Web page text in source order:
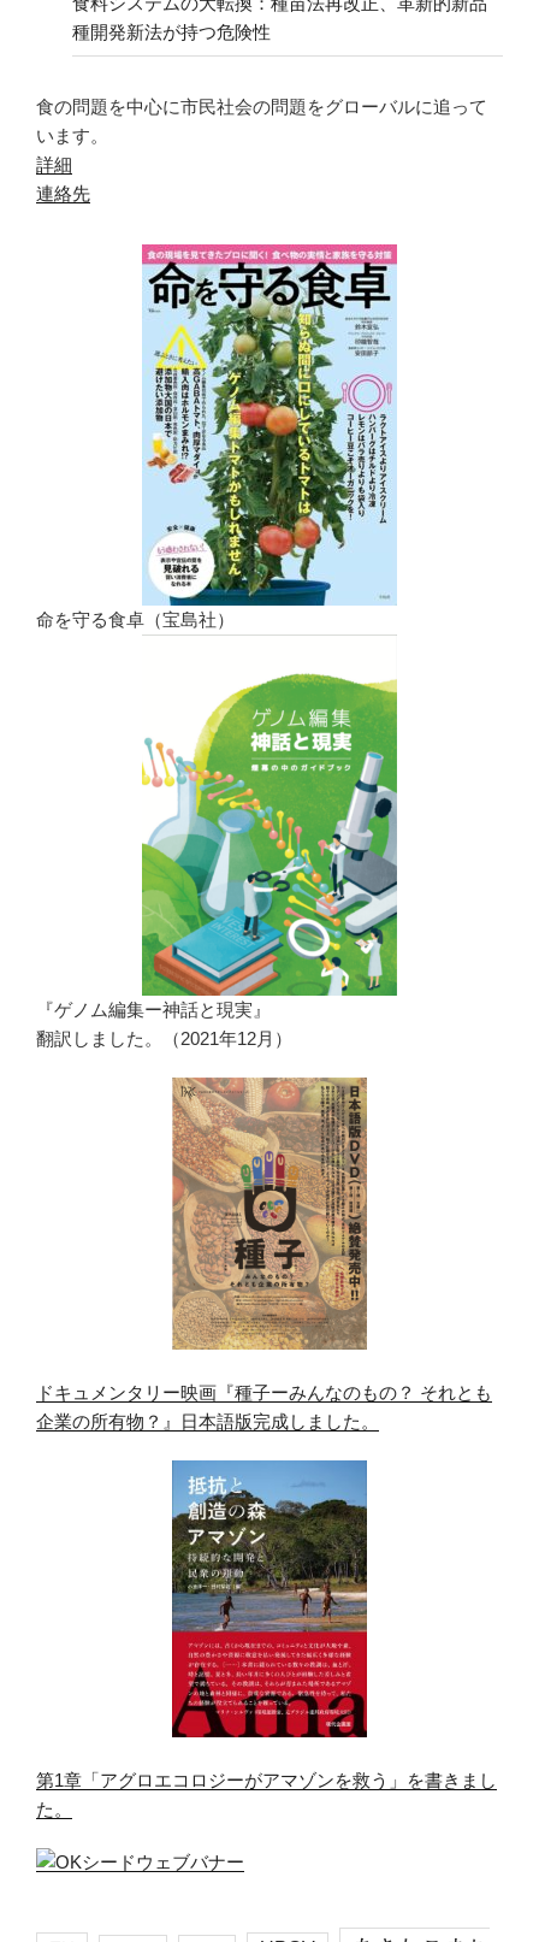
種開発新法が持つ危険性
食の問題を中心に市民社会の問題をグローバルに追って
います。
詳細
連絡先
命を守る食卓（宝島社）
『ゲノム編集ー神話と現実』
翻訳しました。（2021年12月）
ドキュメンタリー映画『種子ーみんなのもの？ それとも
企業の所有物？』日本語版完成しました。
第1章「アグロエコロジーがアマゾンを救う」を書きまし
た。